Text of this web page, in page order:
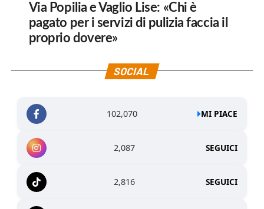
Via Popilia e Vaglio Lise: «Chi è
pagato per i servizi di pulizia faccia il
proprio dovere»
SOCIAL
102,070 MI PIACE
2,087 SEGUICI
2,816 SEGUICI